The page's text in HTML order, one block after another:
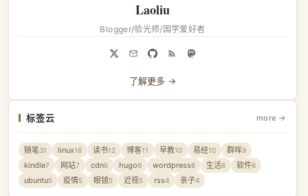
Laoliu
Blogger/验光师/国学爱好者
了解更多 →
标签云 more →
随笔31 linux16 读书12 博客11 早教10 易经10 群晖9
kindle7 网站7 cdn6 hugo6 wordpress6 生活6 软件6
ubuntu5 疫情5 眼镜5 近视5 rss4 亲子4